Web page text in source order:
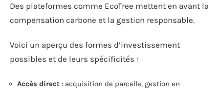
Des plateformes comme EcoTree mettent en avant la
compensation carbone et la gestion responsable.
Voici un aperçu des formes d’investissement
possibles et de leurs spécificités :
Accès direct : acquisition de parcelle, gestion en